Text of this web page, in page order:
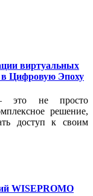
виртуальных
в Цифровую Эпоху
это не просто
решение,
доступ к своим
WISEPROMO